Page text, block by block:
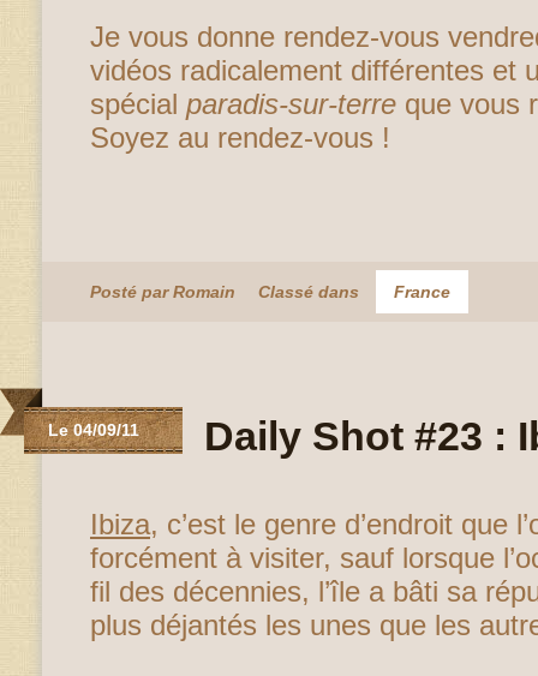
Je vous donne rendez-vous
vidéos radicalement différentes et
spécial paradis-sur-terre que vous
Soyez au rendez-vous !
Posté par Romain Classé dans France
Le 04/09/11 Daily Shot #23 :
Ibiza, c’est le genre d’endroit que
forcément à visiter, sauf lorsque
fil des décennies, l’île a bâti sa
plus déjantés les unes que les